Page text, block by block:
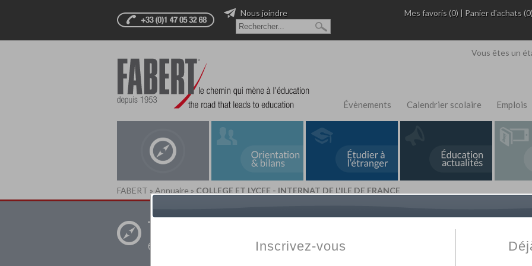
Mes favoris (0) | Panier d'achats
Nous joindre
Vous êtes un
Évènements Calendrier scolaire Emplois
FABERT » Annuaire » COLLEGE ET LYCEE - INTERNAT DE L'ILE DE FRANCE
Trouver un
établissement privé
Fabert.com
votre établissement privé, du primaire au
Inscrivez-vous